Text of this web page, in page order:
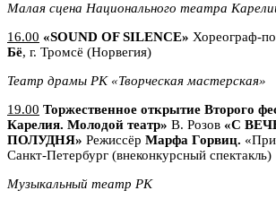
Малая сцена Национального театра
16.00 «SOUND OFSILENCE» Хореограф-
Бё, г. Тромсё (Норвегия)
Театр драмы РК «Творческая мастерская»
19.00 Торжественное открытие Второго
Карелия. Молодой театр» В. Розов «С
ПОЛУДНЯ» Режиссёр Марфа Горвиц.
Санкт-Петербург (внеконкурсный спектакль)
Музыкальный театр РК